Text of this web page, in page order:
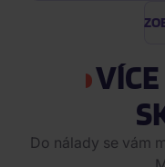
VÍCE
Do nálady se vám